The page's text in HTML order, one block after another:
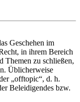
Geschehen im
in ihrem Bereich
Themen zu schließen,
Üblicherweise
„offtopic“, d. h.
Beleidigendes bzw.